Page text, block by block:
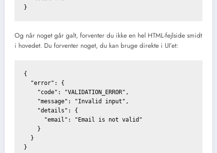
Og når noget går galt, forventer du ikke en hel HTML-fejlside smidt
i hovedet. Du forventer noget, du kan bruge direkte i UI’et:
{
  "error": {
    "code": "VALIDATION_ERROR",
    "message": "Invalid input",
    "details": {
      "email": "Email is not valid"
    }
  }